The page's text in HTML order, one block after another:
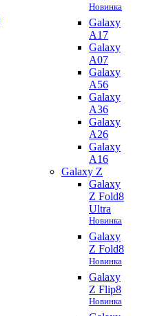
Новинка
Galaxy
A17
Galaxy
A07
Galaxy
A56
Galaxy
A36
Galaxy
A26
Galaxy
A16
Galaxy Z
Galaxy
Z Fold8
Ultra
Новинка
Galaxy
Z Fold8
Новинка
Galaxy
Z Flip8
Новинка